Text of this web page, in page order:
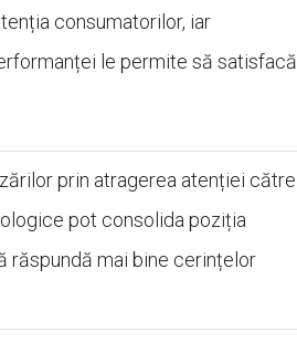
consumatorilor, iar
le permite să satisfacă
prin atragerea atenției către
pot consolida poziția
răspundă mai bine cerințelor